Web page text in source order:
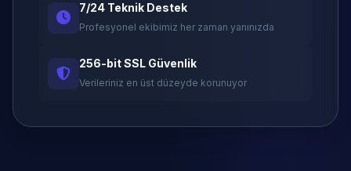
7/24 Teknik Destek
Profesyonel ekibimiz her zaman yanınızda
256-bit SSL Güvenlik
Verileriniz en üst düzeyde korunuyor